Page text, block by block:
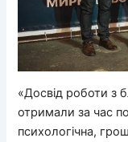
«Досвід роботи з
отримали за час
психологічна,